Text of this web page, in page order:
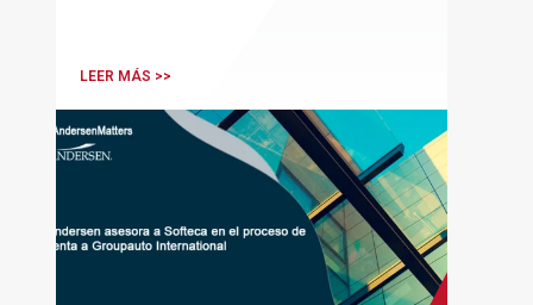
formación del fondo, hasta el primer
LEER MÁS >>